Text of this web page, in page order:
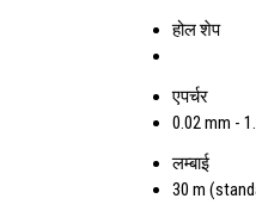
होल शेप
एपर्चर
0.02 mm -
लम्बाई
30 m